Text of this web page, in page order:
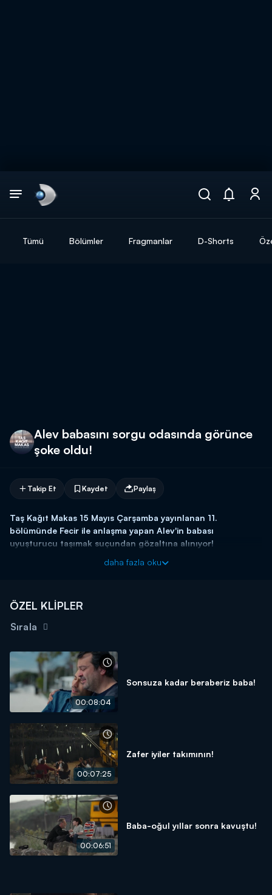
Tümü Bölümler Fragmanlar D-Shorts
Alev babasını sorgu odasında görünce
şoke oldu!
Takip Et Kaydet Paylaş
Taş Kağıt Makas 15 Mayıs Çarşamba yayınlanan 11.
bölümünde Fecir ile anlaşma yapan Alev'in babası
uyuşturucu taşımak suçundan gözaltına alınıyor!
Taş Kağıt Makas yeni bölümleriyle her çarşamba 20.00'da
daha fazla oku
ÖZEL KLİPLER
Sırala
00:08:04
Sonsuza kadar beraberiz baba!
00:07:25
Zafer iyiler takımının!
00:06:51
Baba-oğul yıllar sonra kavuştu!